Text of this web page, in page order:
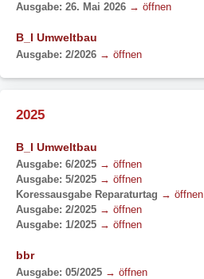
Ausgabe: 26. Mai 2026 → öffnen
B_I Umweltbau
Ausgabe: 2/2026 → öffnen
2025
B_I Umweltbau
Ausgabe: 6/2025 → öffnen
Ausgabe: 5/2025 → öffnen
Koressausgabe Reparaturtag → öffnen
Ausgabe: 2/2025 → öffnen
Ausgabe: 1/2025 → öffnen
bbr
Ausgabe: 05/2025 → öffnen